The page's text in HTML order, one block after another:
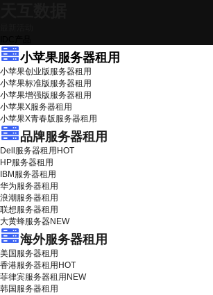
小苹果服务器租用
小苹果创业版服务器租用
小苹果标准版服务器租用
小苹果增强版服务器租用
小苹果X服务器租用
小苹果X青春版服务器租用
品牌服务器租用
Dell服务器租用 HOT
HP服务器租用
IBM服务器租用
华为服务器租用
浪潮服务器租用
联想服务器租用
大黄蜂服务器NEW
海外服务器租用
美国服务器租用
香港服务器租用 HOT
菲律宾服务器租用 NEW
韩国服务器租用